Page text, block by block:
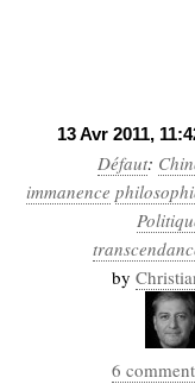
13 Avr 2011,
Défaut:
immanence
by
6
technique
relationnelles
Web-2.0
Sémantique
économie